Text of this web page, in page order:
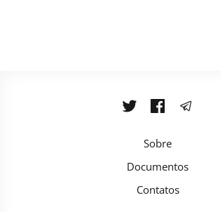
Sobre
Documentos
Contatos